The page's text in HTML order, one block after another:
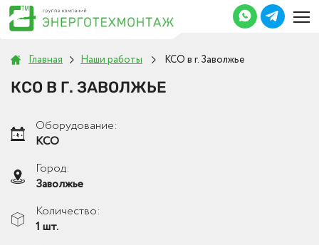
Главная Наши работы КСО в г. Заволжье
КСО В Г. ЗАВОЛЖЬЕ
Оборудование:
КСО
Город:
Заволжье
Количество:
1 шт.